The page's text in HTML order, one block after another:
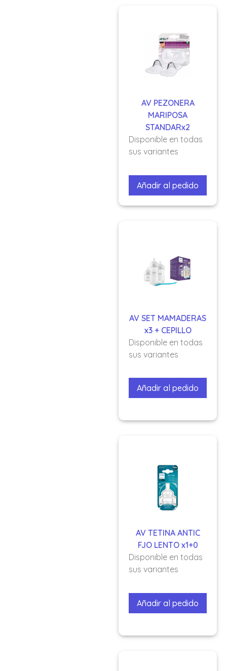
AV PEZONERA
MARIPOSA
STANDARx2
Disponible en todas
sus variantes
Añadir al pedido
AV SET MAMADERAS
x3 + CEPILLO
Disponible en todas
sus variantes
Añadir al pedido
AV TETINA ANTIC
FJO LENTO x1+0
Disponible en todas
sus variantes
Añadir al pedido